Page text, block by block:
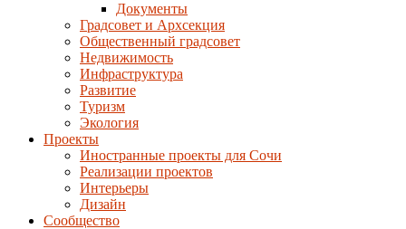
Документы
Градсовет и Архсекция
Общественный градсовет
Недвижимость
Инфраструктура
Развитие
Туризм
Экология
Проекты
Иностранные проекты для Сочи
Реализации проектов
Интерьеры
Дизайн
Сообщество